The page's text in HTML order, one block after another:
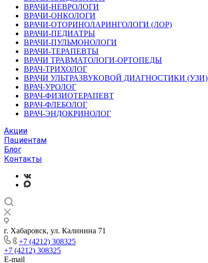
ВРАЧИ-НЕВРОЛОГИ
ВРАЧИ-ОНКОЛОГИ
ВРАЧИ-ОТОРИНОЛАРИНГОЛОГИ (ЛОР)
ВРАЧИ-ПЕДИАТРЫ
ВРАЧИ-ПУЛЬМОНОЛОГИ
ВРАЧИ-ТЕРАПЕВТЫ
ВРАЧИ ТРАВМАТОЛОГИ-ОРТОПЕДЫ
ВРАЧ-ТРИХОЛОГ
ВРАЧИ УЛЬТРАЗВУКОВОЙ ДИАГНОСТИКИ (УЗИ)
ВРАЧ-УРОЛОГ
ВРАЧ-ФИЗИОТЕРАПЕВТ
ВРАЧ-ФЛЕБОЛОГ
ВРАЧ-ЭНДОКРИНОЛОГ
Акции
Пациентам
Блог
Контакты
г. Хабаровск, ул. Калинина 71
+7 (4212) 308325
+7 (4212) 308325
E-mail